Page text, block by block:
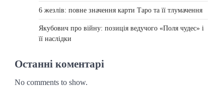
6 жезлів: повне значення карти Таро та її тлумачення
Якубович про війну: позиція ведучого «Поля чудес» і
її наслідки
Останні коментарі
No comments to show.